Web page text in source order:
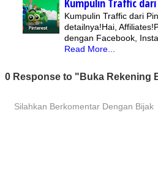
Kumpulin Traffic
Kumpulin Traffic dari
detailnya!Hai,
dengan Facebook,
Read More...
0 Response to "Buka Rekening
Silahkan Berkomentar Dengan Bijak